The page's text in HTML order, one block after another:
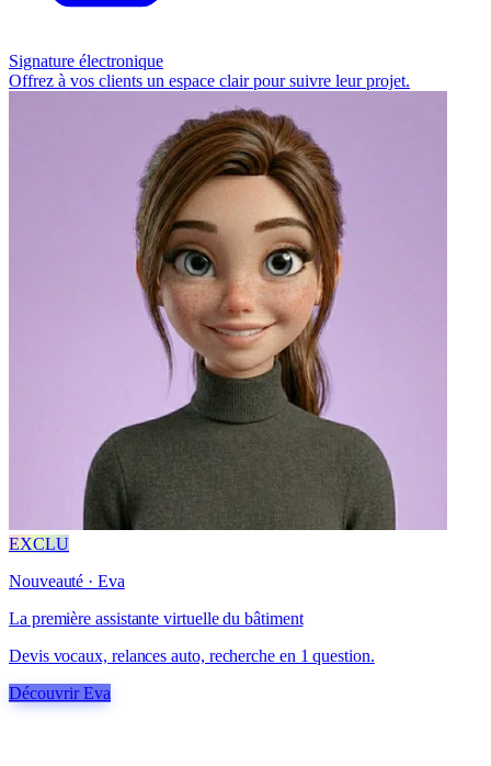
Signature électronique
Offrez à vos clients un espace clair pour suivre leur projet.
EXCLU
Nouveauté · Eva
La première assistante virtuelle du bâtiment
Devis vocaux, relances auto, recherche en 1 question.
Découvrir Eva